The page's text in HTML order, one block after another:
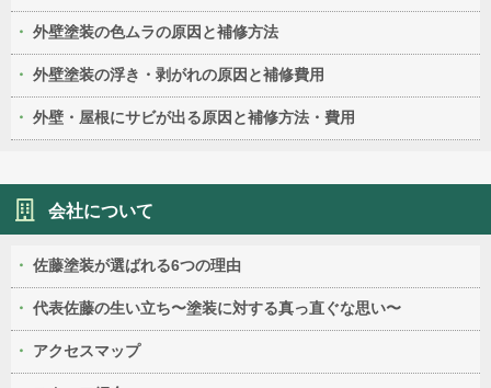
外壁塗装の色ムラの原因と補修方法
外壁塗装の浮き・剥がれの原因と補修費用
外壁・屋根にサビが出る原因と補修方法・費用
会社について
佐藤塗装が選ばれる6つの理由
代表佐藤の生い立ち〜塗装に対する真っ直ぐな思い〜
アクセスマップ